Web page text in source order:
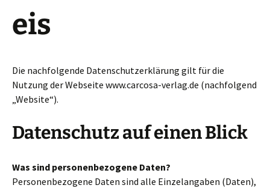
eis
Die nach­fol­gende Datenschutzerklärung gilt für die
Nutzung der Webseite www.carcosa-verlag.de (nach­fol­gend
„Website“).
Datenschutz auf einen Blick
Was sind per­so­nen­be­zo­gene Daten?
Personenbezogene Daten sind alle Einzelangaben (Daten),